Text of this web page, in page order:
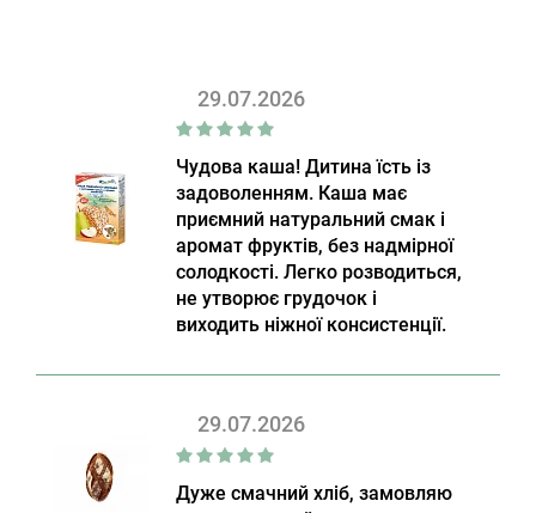
29.07.2026
Чудова каша! Дитина їсть із
задоволенням. Каша має
приємний натуральний смак і
аромат фруктів, без надмірної
солодкості. Легко розводиться,
не утворює грудочок і
виходить ніжної консистенції.
29.07.2026
Дуже смачний хліб, замовляю